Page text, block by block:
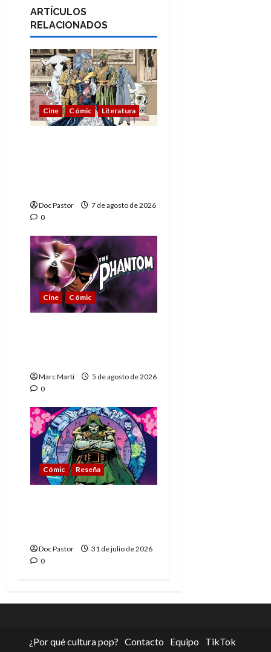
ARTÍCULOS
RELACIONADOS
Cine Cómic Literatura
Doc Pastor
7 de agosto de 2026
0
Cine Cómic
Marc Martí
5 de agosto de 2026
0
Cómic Reseña
Doc Pastor
31 de julio de 2026
0
¿Por qué cultura pop? Contacto Equipo
TikTok